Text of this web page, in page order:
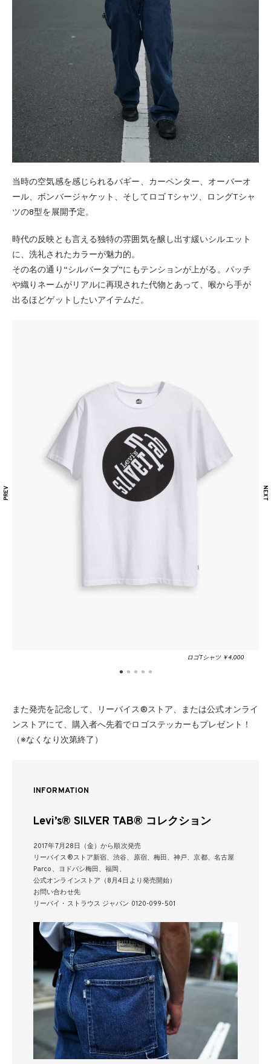
当時の空気感を感じられるバギー、カーペンター、オーバーオ
ール、ボンバージャケット、そしてロゴ Tシャツ、ロングTシャ
ツの8型を展開予定。
時代の反映とも言える独特の雰囲気を醸し出す緩いシルエット
に、洗礼されたカラーが魅力的。
その名の通り“シルバータブ”にもテンションが上がる。パッチ
や織りネームがリアルに再現された代物とあって、喉から手が
出るほどゲットしたいアイテムだ。
ロゴTシャツ ￥4,000
また発売を記念して、リーバイス®ストア、または公式オンライ
ンストアにて、購入者へ先着でロゴステッカーもプレゼント！
（※なくなり次第終了）
INFORMATION
Levi’s® SILVER TAB® コレクション
2017年7月28日（金）から順次発売
リーバイス®ストア新宿、渋谷、原宿、梅田、神戸、京都、名古屋
Parco、ヨドバシ梅田、福岡、
公式オンラインストア（8月4日より発売開始）
お問い合わせ先
リーバイ・ストラウス ジャパン 0120-099-501